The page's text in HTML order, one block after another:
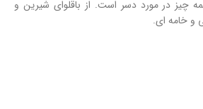
چیز در مورد دسر است. از باقلوای شیرین و
و خامه ای.